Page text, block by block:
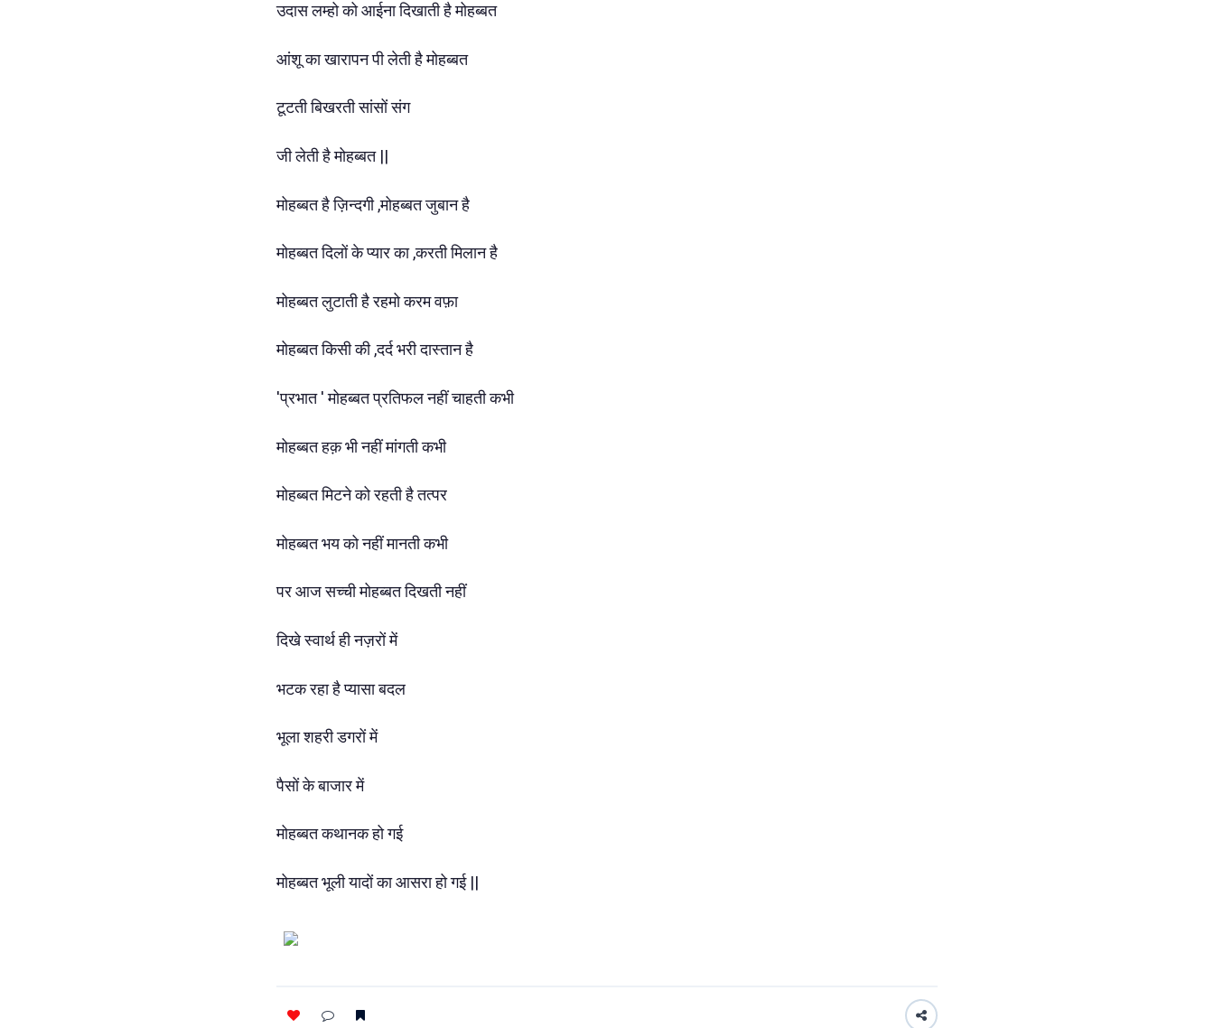
उदास लम्हो को आईना दिखाती है मोहब्बत
आंशू का खारापन पी लेती है मोहब्बत
टूटती बिखरती सांसों संग
जी लेती है मोहब्बत ||
मोहब्बत है ज़िन्दगी ,मोहब्बत जुबान है
मोहब्बत दिलों के प्यार का ,करती मिलान है
मोहब्बत लुटाती है रहमो करम वफ़ा
मोहब्बत किसी की ,दर्द भरी दास्तान है
'प्रभात ' मोहब्बत प्रतिफल नहीं चाहती कभी
मोहब्बत हक़ भी नहीं मांगती कभी
मोहब्बत मिटने को रहती है तत्पर
मोहब्बत भय को नहीं मानती कभी
पर आज सच्ची मोहब्बत दिखती नहीं
दिखे स्वार्थ ही नज़रों में
भटक रहा है प्यासा बदल
भूला शहरी डगरों में
पैसों के बाजार में
मोहब्बत कथानक हो गई
मोहब्बत भूली यादों का आसरा हो गई ||